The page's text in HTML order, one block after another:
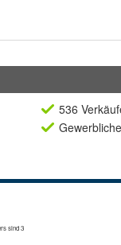
536
Gewerblich